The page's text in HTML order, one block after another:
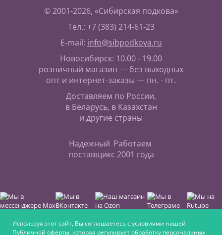
© 2001-2026, «Сибирская подкова»
Тел.: +7 (383) 214-61-23
E-mail: info@sibpodkova.ru
Новосибирск: 10.00 - 19.00
розничный магазин — без выходных
опт и интернет-заказы — пн. - пт.
Доставляем по России,
в Беларусь, в Казахстан
и другие страны
Надежный
поставщик
Работаем
с 2001 года
Используя этот сайт, Вы соглашаетесь с условиями нашей
Публичной оферты, которая регулирует обработку персональных